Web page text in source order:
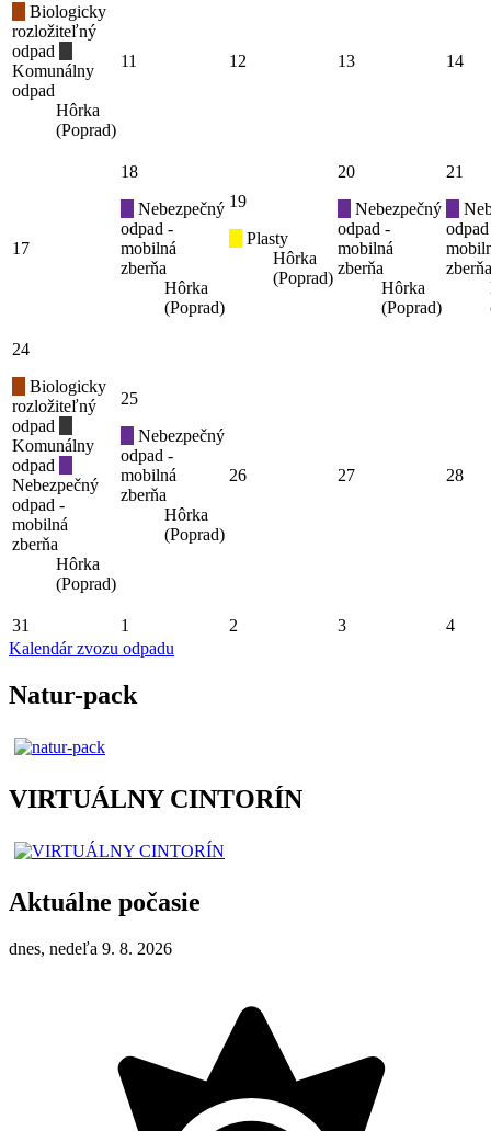
Biologicky
rozložiteľný
odpad
Komunálny
odpad
Hôrka
(Poprad)
11 12 13 14
17
18
Nebezpečný
odpad -
mobilná
zberňa
Hôrka
(Poprad)
19
Plasty
Hôrka
(Poprad)
20
Nebezpečný
odpad -
mobilná
zberňa
Hôrka
(Poprad)
21
zberňa
24
Biologicky
rozložiteľný
odpad
Komunálny
odpad
Nebezpečný
odpad -
mobilná
zberňa
Hôrka
(Poprad)
25
Nebezpečný
odpad -
mobilná
zberňa
Hôrka
(Poprad)
26 27 28
31 1 2 3
4
Kalendár zvozu odpadu
Natur-pack
VIRTUÁLNY CINTORÍN
Aktuálne počasie
dnes, nedeľa 9. 8. 2026